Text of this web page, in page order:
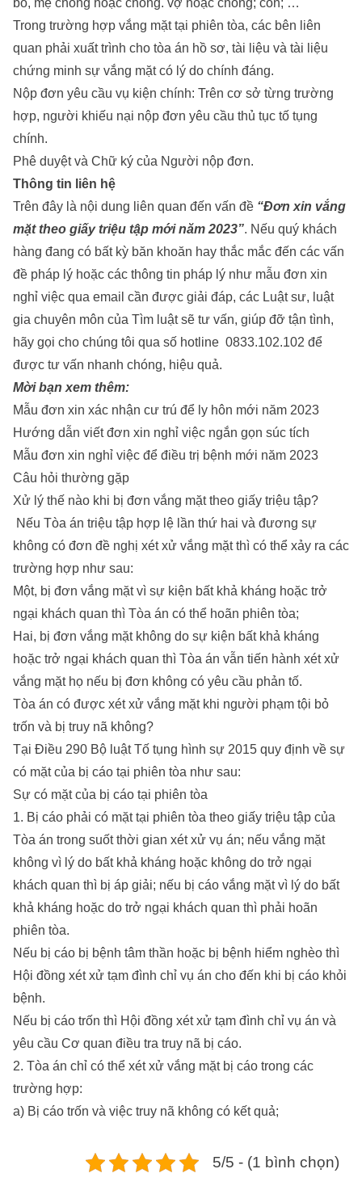
bố, mẹ chồng hoặc chồng. vợ hoặc chồng; con; …
Trong trường hợp vắng mặt tại phiên tòa, các bên liên
quan phải xuất trình cho tòa án hồ sơ, tài liệu và tài liệu
chứng minh sự vắng mặt có lý do chính đáng.
Nộp đơn yêu cầu vụ kiện chính: Trên cơ sở từng trường
hợp, người khiếu nại nộp đơn yêu cầu thủ tục tố tụng
chính.
Phê duyệt và Chữ ký của Người nộp đơn.
Thông tin liên hệ
Trên đây là nội dung liên quan đến vấn đề “Đơn xin vắng
mặt theo giấy triệu tập mới năm 2023”. Nếu quý khách
hàng đang có bất kỳ băn khoăn hay thắc mắc đến các vấn
đề pháp lý hoặc các thông tin pháp lý như mẫu đơn xin
nghỉ việc qua email cần được giải đáp, các Luật sư, luật
gia chuyên môn của Tìm luật sẽ tư vấn, giúp đỡ tận tình,
hãy gọi cho chúng tôi qua số hotline 0833.102.102 để
được tư vấn nhanh chóng, hiệu quả.
Mời bạn xem thêm:
Mẫu đơn xin xác nhận cư trú để ly hôn mới năm 2023
Hướng dẫn viết đơn xin nghỉ việc ngắn gọn súc tích
Mẫu đơn xin nghỉ việc để điều trị bệnh mới năm 2023
Câu hỏi thường gặp
Xử lý thế nào khi bị đơn vắng mặt theo giấy triệu tập?
Nếu Tòa án triệu tập hợp lệ lần thứ hai và đương sự
không có đơn đề nghị xét xử vắng mặt thì có thể xảy ra các
trường hợp như sau:
Một, bị đơn vắng mặt vì sự kiện bất khả kháng hoặc trở
ngại khách quan thì Tòa án có thể hoãn phiên tòa;
Hai, bị đơn vắng mặt không do sự kiện bất khả kháng
hoặc trở ngại khách quan thì Tòa án vẫn tiến hành xét xử
vắng mặt họ nếu bị đơn không có yêu cầu phản tố.
Tòa án có được xét xử vắng mặt khi người phạm tội bỏ
trốn và bị truy nã không?
Tại Điều 290 Bộ luật Tố tụng hình sự 2015 quy định về sự
có mặt của bị cáo tại phiên tòa như sau:
Sự có mặt của bị cáo tại phiên tòa
1. Bị cáo phải có mặt tại phiên tòa theo giấy triệu tập của
Tòa án trong suốt thời gian xét xử vụ án; nếu vắng mặt
không vì lý do bất khả kháng hoặc không do trở ngại
khách quan thì bị áp giải; nếu bị cáo vắng mặt vì lý do bất
khả kháng hoặc do trở ngại khách quan thì phải hoãn
phiên tòa.
Nếu bị cáo bị bệnh tâm thần hoặc bị bệnh hiểm nghèo thì
Hội đồng xét xử tạm đình chỉ vụ án cho đến khi bị cáo khỏi
bệnh.
Nếu bị cáo trốn thì Hội đồng xét xử tạm đình chỉ vụ án và
yêu cầu Cơ quan điều tra truy nã bị cáo.
2. Tòa án chỉ có thể xét xử vắng mặt bị cáo trong các
trường hợp:
a) Bị cáo trốn và việc truy nã không có kết quả;
5/5 - (1 bình chọn)